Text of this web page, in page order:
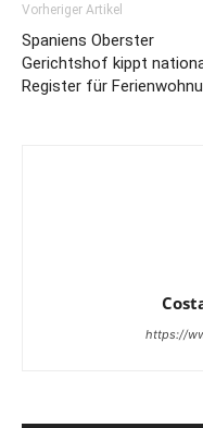
Vorheriger Artikel
Spaniens Oberster
Gerichtshof kippt
Register für
https://